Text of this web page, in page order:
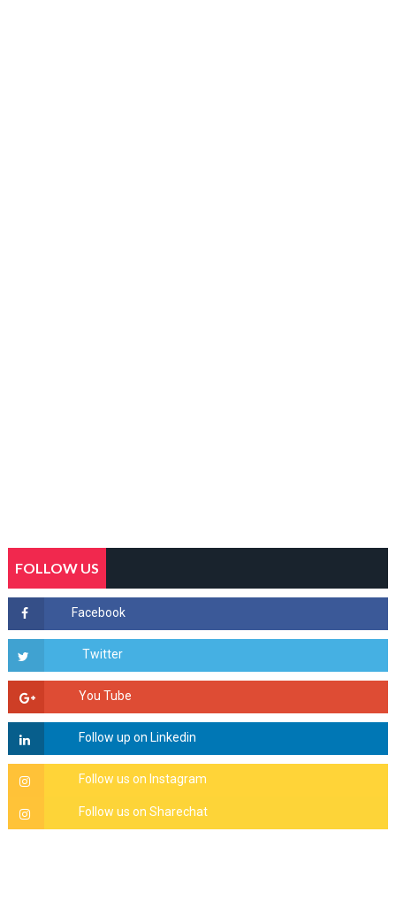
FOLLOW US